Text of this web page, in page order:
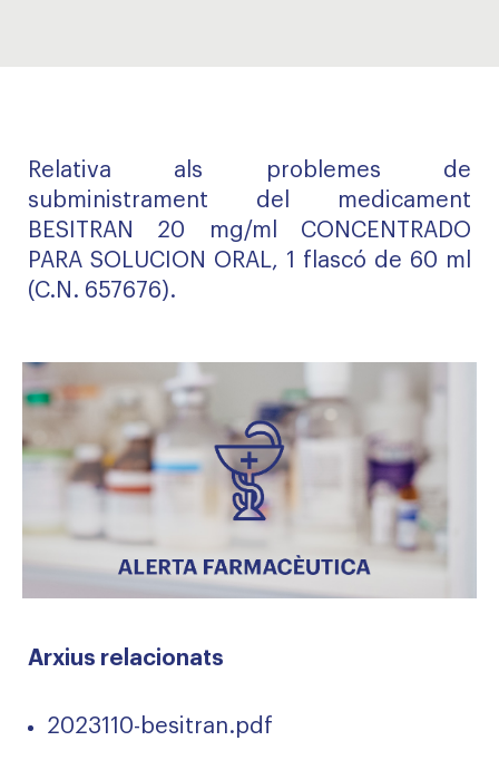
Arxius relacionats
2023110-besitran.pdf
Relativa als problemes de
subministrament del medicament
BESITRAN 20 mg/ml CONCENTRADO
PARA SOLUCION ORAL, 1 flascó de 60 ml
(C.N. 657676).